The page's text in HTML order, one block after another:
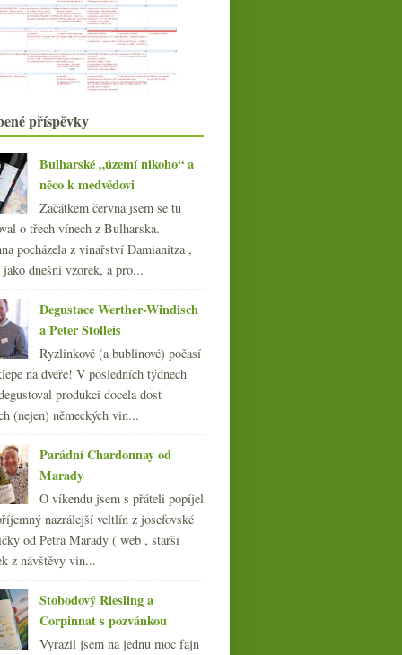
Šampaňský trapas a
degustace Terroir
objevy
Parádní italské bubliny a fajn
Sangiovese
Šafrán z amfor a dvě další fajn
španělská vína
na klokana, pří...
Čtveřice ne úplně obvyklých
italských bublin
Winebary v Miláně
Nalahvován zaživa, poprvé a snad ne
naposledy
Projídám a propíjím se Milánem
Nové ročníky od Gourmet Services
Zákony, novinky, top šéfkuchařka,
další Družstvo
Seriózní Beaujolais a chlastací Jura
pro zámeckého...
ledna (22)
(250)
(251)
(254)
(249)
(254)
(252)
(249)
(249)
(270)
(108)
příspěvky
Bulharské „území nikoho“ a
něco k medvědovi
Začátkem června jsem se tu
o třech vínech z Bulharska.
pocházela z vinařství Damianitza ,
jako dnešní vzorek, a pro...
Degustace Werther-Windisch
a Peter Stolleis
Ryzlinkové (a bublinové) počasí
na dveře! V posledních týdnech
produkci docela dost
(nejen) německých vin...
Parádní Chardonnay od
Marady
O víkendu jsem s přáteli popíjel
nazrálejší veltlín z josefovské
od Petra Marady ( web , starší
z návštěvy vin...
Stobodový Riesling a
Corpinnat s pozvánkou
Vyrazil jsem na jednu moc fajn